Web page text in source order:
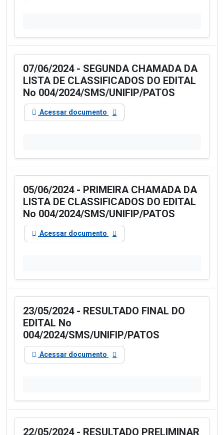
07/06/2024 - SEGUNDA CHAMADA DA
LISTA DE CLASSIFICADOS DO EDITAL
No 004/2024/SMS/UNIFIP/PATOS
Acessar documento
05/06/2024 - PRIMEIRA CHAMADA DA
LISTA DE CLASSIFICADOS DO EDITAL
No 004/2024/SMS/UNIFIP/PATOS
Acessar documento
23/05/2024 - RESULTADO FINAL DO
EDITAL No
004/2024/SMS/UNIFIP/PATOS
Acessar documento
22/05/2024 - RESULTADO PRELIMINAR